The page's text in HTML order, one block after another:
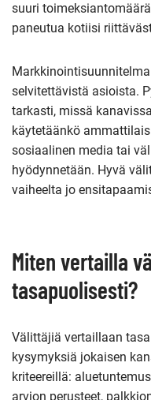
suuri
paneutua kotiisi
selvitettävistä asioista.
tarkasti, missä
käytetäänkö
sosiaalinen media tai
hyödynnetään. Hyvä
vaiheelta jo
Miten vertailla
tasapuolisesti?
Välittäjiä vertaillaan
kysymyksiä jokaisen
kriteereillä:
arvion perusteet,